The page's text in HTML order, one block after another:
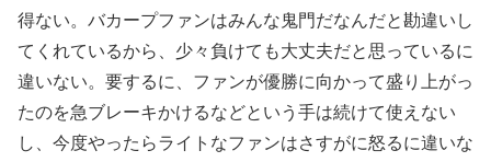
得ない。バカープファンはみんな鬼門だなんだと勘違いし
てくれているから、少々負けても大丈夫だと思っているに
違いない。要するに、ファンが優勝に向かって盛り上がっ
たのを急ブレーキかけるなどという手は続けて使えない
し、今度やったらライトなファンはさすがに怒るに違いな